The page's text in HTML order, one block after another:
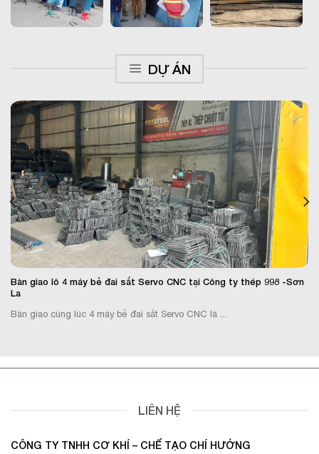
DỰ ÁN
Bàn giao lô 4 máy bẻ đai sắt Servo CNC tại Công ty thép 998 -Sơn
La
Bàn giao cùng lúc 4 máy bẻ đai sắt Servo CNC là ...
LIÊN HỆ
CÔNG TY TNHH CƠ KHÍ – CHẾ TẠO CHÍ HƯỚNG